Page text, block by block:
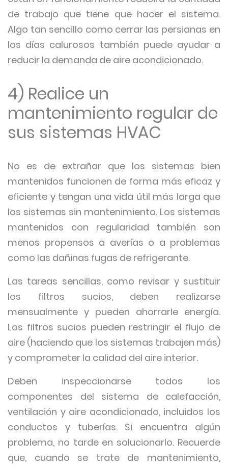
de trabajo que tiene que hacer el sistema.
Algo tan sencillo como cerrar las persianas en
los días calurosos también puede ayudar a
reducir la demanda de aire acondicionado.
4) Realice un
mantenimiento regular de
sus sistemas HVAC
No es de extrañar que los sistemas bien
mantenidos funcionen de forma más eficaz y
eficiente y tengan una vida útil más larga que
los sistemas sin mantenimiento. Los sistemas
mantenidos con regularidad también son
menos propensos a averías o a problemas
como las dañinas fugas de refrigerante.
Las tareas sencillas, como revisar y sustituir
los filtros sucios, deben realizarse
mensualmente y pueden ahorrarle energía.
Los filtros sucios pueden restringir el flujo de
aire (haciendo que los sistemas trabajen más)
y comprometer la calidad del aire interior.
Deben inspeccionarse todos los
componentes del sistema de calefacción,
ventilación y aire acondicionado, incluidos los
conductos y tuberías. Si encuentra algún
problema, no tarde en solucionarlo. Recuerde
que, cuando se trate de mantenimiento,